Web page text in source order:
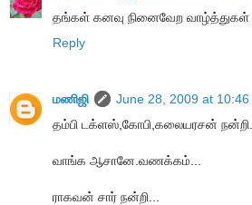
தங்கள் கனவு நினைவேற வாழ்த்துகள்
Reply
மணிஜி
June 28, 2009 at 10:46
தம்பி டக்ளஸ்,கோபி,கலையரசன் நன்றி..
வாங்க ஆசானே.வணக்கம்...
ராகவன் சார் நன்றி...